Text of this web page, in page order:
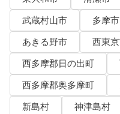
武蔵村山市
多摩市
あきる野市
西東
西多摩郡日の出町
西多摩郡奥多摩町
新島村
神津島村